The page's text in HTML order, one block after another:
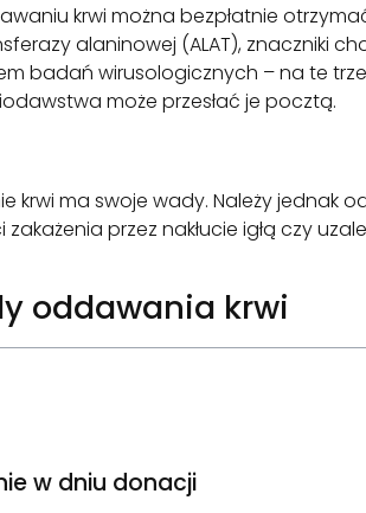
krwi można bezpłatnie
alaninowej (ALAT), znaczniki
badań wirusologicznych – na te
może przesłać je pocztą.
krwi ma swoje wady. Należy jednak
zakażenia przez nakłucie igłą czy
oddawania krwi
w dniu donacji